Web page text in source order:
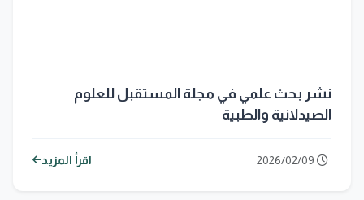
نشر بحث علمي في مجلة المستقبل للعلوم
الصيدلانية والطبية
اقرأ المزيد